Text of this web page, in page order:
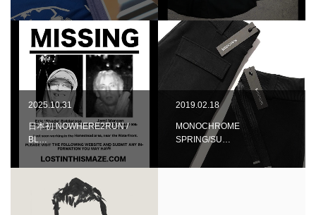
2025.10.31
日本初 NOWHERE2RUN /
BL…
2019.02.18
MONOCHROME
SPRING/SU…